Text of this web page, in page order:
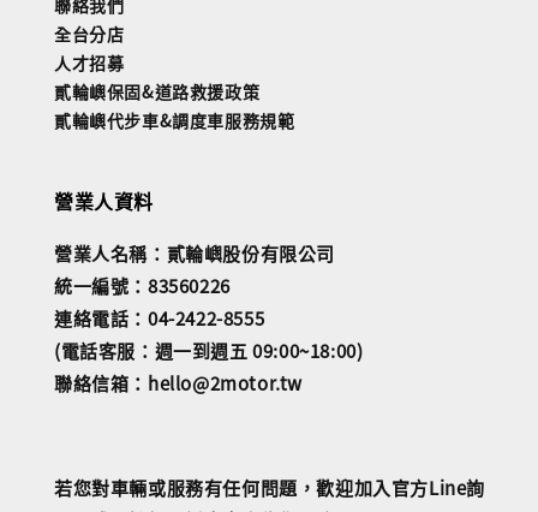
聯絡我們
全台分店
人才招募
貳輪嶼保固&道路救援政策
貳輪嶼代步車&調度車服務規範
營業人資料
營業人名稱：貳輪嶼股份有限公司
統一編號：83560226
連絡電話：04-2422-8555
(電話客服：週一到週五 09:00~18:00)
聯絡信箱：hello@2motor.tw
若您對車輛或服務有任何問題，歡迎加入官方Line詢